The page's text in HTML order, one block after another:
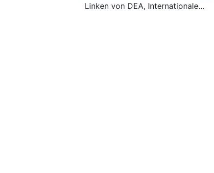
Linken von DEA, Internationale…